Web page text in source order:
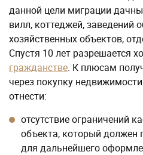
данной цели миграции
вилл, коттеджей, заведений
хозяйственных объектов,
Спустя 10 лет разрешается
гражданстве. К плюсам
через покупку
отнести:
отсутствие ограничений
объекта, который должен
для дальнейшего